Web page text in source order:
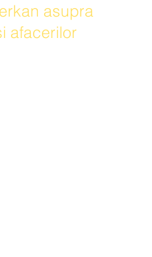
asupra
afacerilor